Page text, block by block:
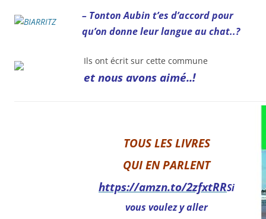
– Tonton Aubin t’es d’accord pour
qu’on donne leur langue au chat..?
Ils ont écrit sur cette commune
et nous avons aimé..!
TOUS LES LIVRES
QUI EN PARLENT
https://amzn.to/2zfxtRRSi
vous voulez y aller